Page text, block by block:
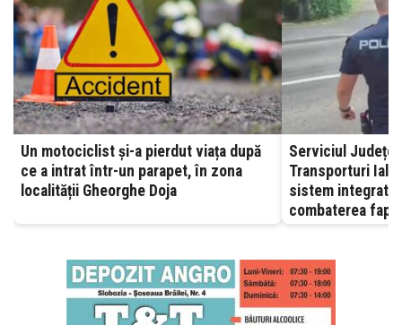
Un motociclist și-a pierdut viața după
ce a intrat într-un parapet, în zona
localității Gheorghe Doja
Serviciul
Transporturi Ialomița –
sistem integrat,
combaterea